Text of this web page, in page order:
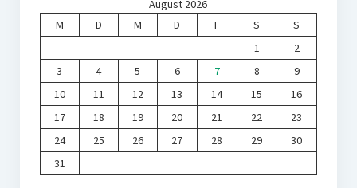
August 2026
M
D M D F S
S
1
2
3
4 5 6 7 8
9
10
11 12 13 14 15
16
17
18 19 20 21 22
23
24
25 26 27 28 29
30
31